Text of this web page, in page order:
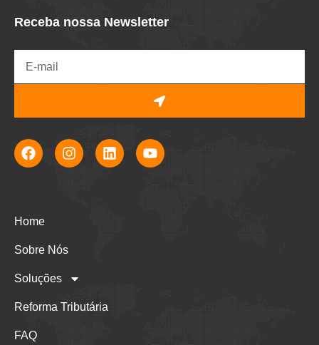
Receba nossa Newsletter
Home
Sobre Nós
Soluções
Reforma Tributária
FAQ